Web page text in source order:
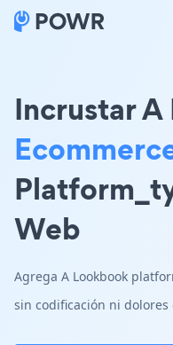
Incrustar
Web
Agrega A Lookbook
sin codificación ni dolores